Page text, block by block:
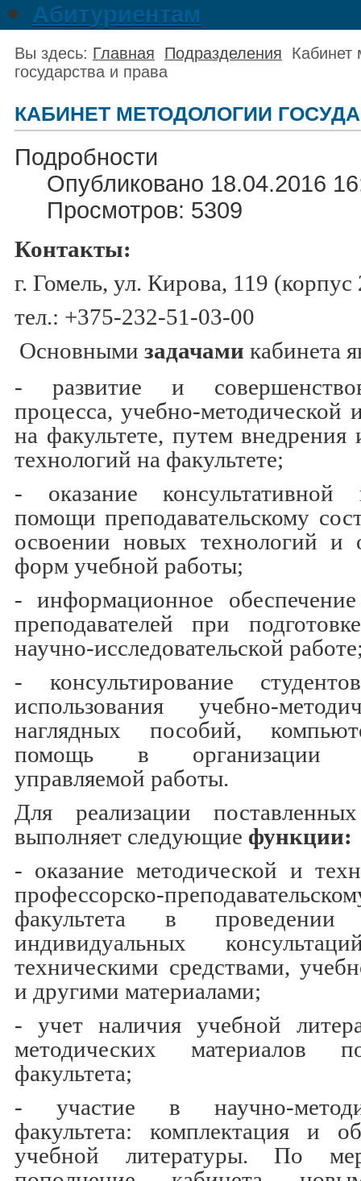
Абитуриентам
Вы здесь: Главная Подразделения
Кабинет
государства и права
КАБИНЕТ МЕТОДОЛОГИИ
Подробности
Опубликовано 18.04.2016
Просмотров: 5309
Контакты:
г. Гомель, ул. Кирова, 119 (корпус
тел.: +375-232-51-03-00
Основными задачами кабинета
- развитие и
процесса, учебно-методической
на факультете, путем
технологий на факультете;
- оказание консультативной
помощи преподавательскому
освоении новых технологий и
форм учебной работы;
- информационное
преподавателей при
научно-исследовательской
- консультирование
использования учебно-
наглядных пособий,
помощь в организации
управляемой работы.
Для реализации
выполняет следующие функции:
- оказание методической и
профессорско-
факультета в
индивидуальных
техническими средствами,
и другими материалами;
- учет наличия учебной
методических материалов
факультета;
- участие в научно-
факультета: комплектация и
учебной литературы. По